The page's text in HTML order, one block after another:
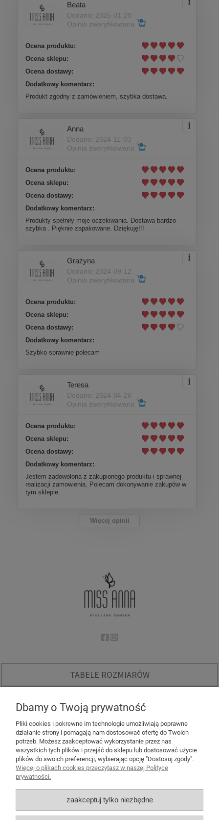
Beata
Dodano: 2025-01-20
Opinia zweryfikowana
Ocena produktu:
Ocena sklepu:
Ocena dostawy:
Dodatkowy komentarz:
Produkt zgodny z zamówieniem, szybka dostawa.
Anna
Dodano: 2024-11-03
Opinia zweryfikowana
Ocena produktu:
Ocena sklepu:
Ocena dostawy:
Dodatkowy komentarz:
Produkty spełniły moje oczekiwania. Dostawa bardzo
szybka . Pięknie zapakowane. Dziękuję!!!
Grażyna
Dodano: 2024-09-12
Opinia zweryfikowana
Ocena produktu:
Ocena sklepu:
Ocena dostawy:
Dodatkowy komentarz:
Szybko sprawnie polecam
Teresa
Dodano: 2024-04-26
Opinia zweryfikowana
Ocena produktu:
Ocena sklepu:
Ocena dostawy:
Dodatkowy komentarz:
Jestem zadowolona z zakupionego produktu i sprawnej
realizacji zamowienia. Polecam dokonywanie zakupów w
tym sklepie.
Więcej opinii
TABELE ROZMIARÓW
INSTAGRAM - KODY RABATOWE
POMOC
MOJE KONTO
Dbamy o Twoją prywatność
Pliki cookies i pokrewne im technologie umożliwiają poprawne
działanie strony i pomagają nam dostosować ofertę do Twoich
potrzeb. Możesz zaakceptować wykorzystanie przez nas
wszystkich tych plików i przejść do sklepu lub dostosować użycie
plików do swoich preferencji, wybierając opcję "Dostosuj zgody".
Więcej o plikach cookies przeczytasz w naszej Polityce
prywatności.
zaakceptuj tylko niezbędne